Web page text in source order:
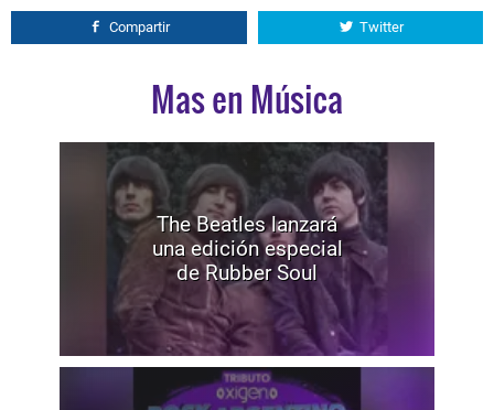
Compartir Twitter
Mas en Música
The Beatles lanzará
una edición especial
de Rubber Soul